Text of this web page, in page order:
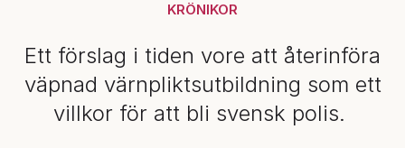
KRÖNIKOR
Ett förslag i tiden vore att återinföra
väpnad värnpliktsutbildning som ett
villkor för att bli svensk polis.